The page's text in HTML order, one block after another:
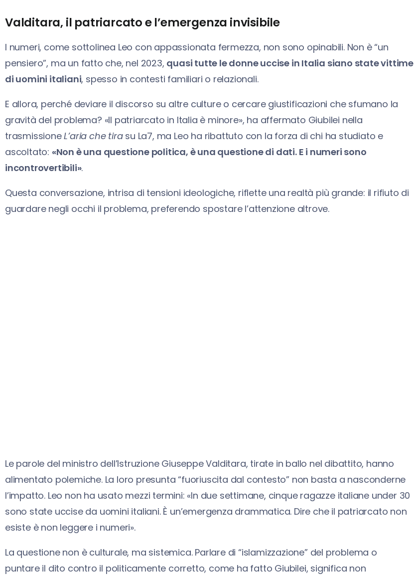
Valditara, il patriarcato e l’emergenza invisibile
I numeri, come sottolinea Leo con appassionata fermezza, non sono opinabili. Non è “un
pensiero”, ma un fatto che, nel 2023, quasi tutte le donne uccise in Italia siano state vittime
di uomini italiani, spesso in contesti familiari o relazionali.
E allora, perché deviare il discorso su altre culture o cercare giustificazioni che sfumano la
gravità del problema? «Il patriarcato in Italia è minore», ha affermato Giubilei nella
trasmissioneL’aria che tirasu La7, ma Leo ha ribattuto con la forza di chi ha studiato e
ascoltato: «Non è una questione politica, è una questione di dati. E i numeri sono
incontrovertibili».
Questa conversazione, intrisa di tensioni ideologiche, riflette una realtà più grande: il rifiuto di
guardare negli occhi il problema, preferendo spostare l’attenzione altrove.
Le parole del ministro dell’Istruzione Giuseppe Valditara, tirate in ballo nel dibattito, hanno
alimentato polemiche. La loro presunta “fuoriuscita dal contesto” non basta a nasconderne
l’impatto. Leo non ha usato mezzi termini: «In due settimane, cinque ragazze italiane under 30
sono state uccise da uomini italiani. È un’emergenza drammatica. Dire che il patriarcato non
esiste è non leggere i numeri».
La questione non è culturale, ma sistemica. Parlare di “islamizzazione” del problema o
puntare il dito contro il politicamente corretto, come ha fatto Giubilei, significa non